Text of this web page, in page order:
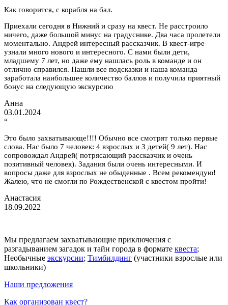
Как говорится, с корабля на бал.
Приехали сегодня в Нижний и сразу на квест. Не расстроило
ничего, даже большой минус на градуснике. Два часа пролетели
моментально. Андрей интересный рассказчик. В квест-игре
узнали много нового и интересного. С нами были дети,
младшему 7 лет, но даже ему нашлась роль в команде и он
отлично справился. Нашли все подсказки и наша команда
заработала наибольшее количество баллов и получила приятный
бонус на следующую экскурсию
Анна
03.01.2024
“
Это было захватывающе!!!! Обычно все смотрят только первые
слова. Нас было 7 человек: 4 взрослых и 3 детей( 9 лет). Нас
сопровождал Андрей( потрясающий рассказчик и очень
позитивный человек). Задания были очень интересными. И
вопросы даже для взрослых не обыденные . Всем рекомендую!
Жалею, что не смогли по Рождественской с квестом пройти!
Анастасия
18.09.2022
Мы предлагаем захватывающие приключения с
разгадыванием загадок и тайн города в формате квеста;
Необычные экскурсии; Тимбилдинг (участники взрослые или
школьники)
Наши предложения
Как организован квест?